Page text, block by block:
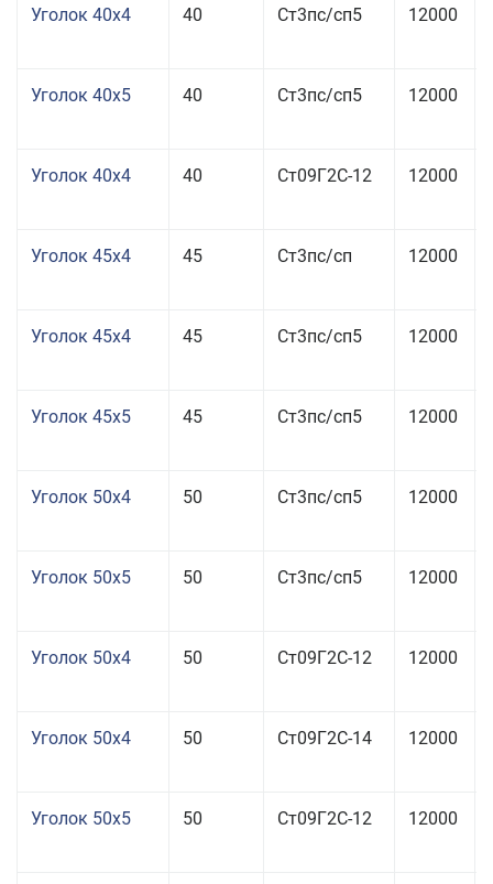
Уголок 40x4 40 Ст3пс/сп5 12000
Уголок 40x5 40 Ст3пс/сп5 12000
Уголок 40x4 40 Ст09Г2С-12 12000
Уголок 45x4 45 Ст3пс/сп 12000
Уголок 45x4 45 Ст3пс/сп5 12000
Уголок 45x5 45 Ст3пс/сп5 12000
Уголок 50x4 50 Ст3пс/сп5 12000
Уголок 50x5 50 Ст3пс/сп5 12000
Уголок 50x4 50 Ст09Г2С-12 12000
Уголок 50x4 50 Ст09Г2С-14 12000
Уголок 50x5 50 Ст09Г2С-12 12000